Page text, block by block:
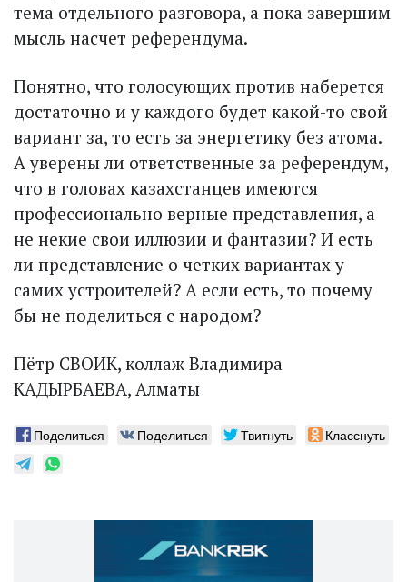
тема отдельного разговора, а пока завершим
мысль насчет референдума.
Понятно, что голосующих против наберется
достаточно и у каждого будет какой-то свой
вариант за, то есть за энергетику без атома.
А уверены ли ответственные за референдум,
что в головах казахстанцев имеются
профессионально верные представления, а
не некие свои иллюзии и фантазии? И есть
ли представление о четких вариантах у
самих устроителей? А если есть, то почему
бы не поделиться с народом?
Пётр СВОИК, коллаж Владимира
КАДЫРБАЕВА, Алматы
Поделиться Поделиться Твитнуть Класснуть